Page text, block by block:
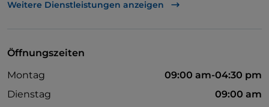
Visa
Weitere Dienstleistungen anzeigen
Öffnungszeiten
Montag
09:00 am-04:30 pm
Dienstag
09:00 am